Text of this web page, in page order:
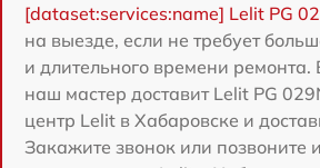
[dataset:services:name] Lelit PG
на выезде, если не требует
и длительного времени ремонта.
наш мастер доставит Lelit PG
центр Lelit в Хабаровске и
Закажите звонок или позвоните